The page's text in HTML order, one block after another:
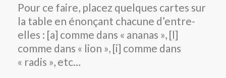
Pour ce faire, placez quelques cartes sur
la table en énonçant chacune d’entre-
elles : [a] comme dans « ananas », [l]
comme dans « lion », [i] comme dans
« radis », etc…